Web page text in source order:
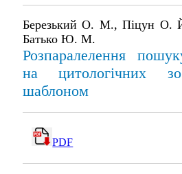
Березький О. М., Піцун
Батько Ю. М.
Розпаралелення
на цитологічних
шаблоном
PDF